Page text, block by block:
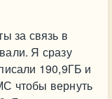
за связь в
Я сразу
190,9ГБ и
чтобы вернуть